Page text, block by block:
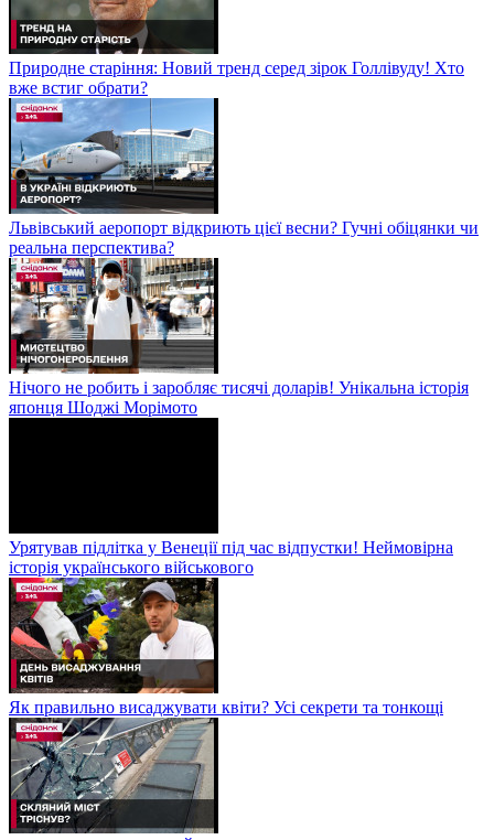
Природне старіння: Новий тренд серед зірок Голлівуду! Хто
вже встиг обрати?
Львівський аеропорт відкриють цієї весни? Гучні обіцянки чи
реальна перспектива?
Нічого не робить і заробляє тисячі доларів! Унікальна історія
японця Шоджі Морімото
Урятував підлітка у Венеції під час відпустки! Неймовірна
історія українського військового
Як правильно висаджувати квіти? Усі секрети та тонкощі